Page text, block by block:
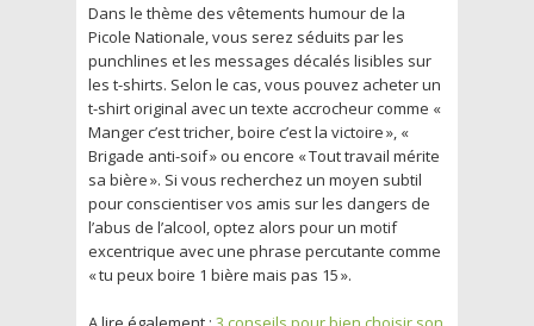
Dans le thème des vêtements humour de la
Picole Nationale, vous serez séduits par les
punchlines et les messages décalés lisibles sur
les t-shirts. Selon le cas, vous pouvez acheter un
t-shirt original avec un texte accrocheur comme «
Manger c’est tricher, boire c’est la victoire », «
Brigade anti-soif » ou encore « Tout travail mérite
sa bière ». Si vous recherchez un moyen subtil
pour conscientiser vos amis sur les dangers de
l’abus de l’alcool, optez alors pour un motif
excentrique avec une phrase percutante comme
« tu peux boire 1 bière mais pas 15 ».